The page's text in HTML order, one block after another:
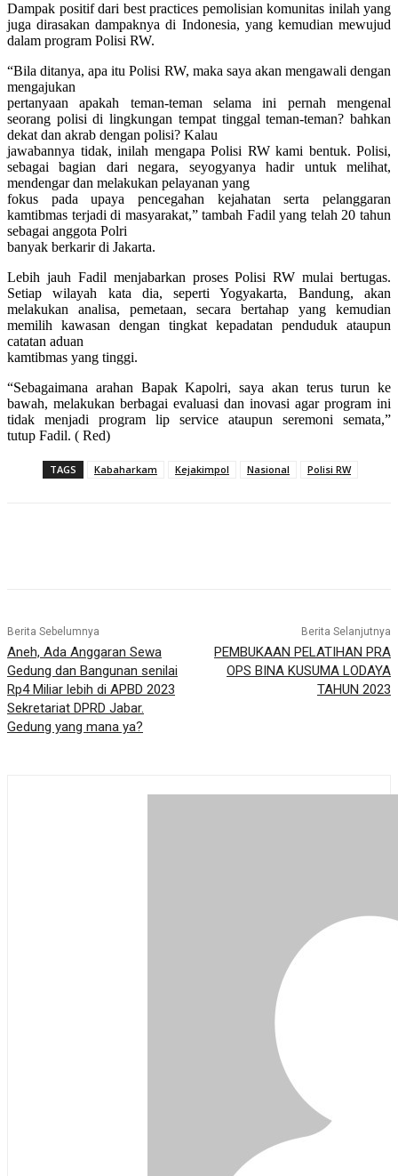
Dampak positif dari best practices pemolisian komunitas inilah yang
juga dirasakan dampaknya di Indonesia, yang kemudian mewujud
dalam program Polisi RW.
“Bila ditanya, apa itu Polisi RW, maka saya akan mengawali dengan
mengajukan
pertanyaan apakah teman-teman selama ini pernah mengenal
seorang polisi di lingkungan tempat tinggal teman-teman? bahkan
dekat dan akrab dengan polisi? Kalau
jawabannya tidak, inilah mengapa Polisi RW kami bentuk. Polisi,
sebagai bagian dari negara, seyogyanya hadir untuk melihat,
mendengar dan melakukan pelayanan yang
fokus pada upaya pencegahan kejahatan serta pelanggaran
kamtibmas terjadi di masyarakat,” tambah Fadil yang telah 20 tahun
sebagai anggota Polri
banyak berkarir di Jakarta.
Lebih jauh Fadil menjabarkan proses Polisi RW mulai bertugas.
Setiap wilayah kata dia, seperti Yogyakarta, Bandung, akan
melakukan analisa, pemetaan, secara bertahap yang kemudian
memilih kawasan dengan tingkat kepadatan penduduk ataupun
catatan aduan
kamtibmas yang tinggi.
“Sebagaimana arahan Bapak Kapolri, saya akan terus turun ke
bawah, melakukan berbagai evaluasi dan inovasi agar program ini
tidak menjadi program lip service ataupun seremoni semata,”
tutup Fadil. ( Red)
TAGS Kabaharkam Kejakimpol Nasional Polisi RW
Berita Sebelumnya
Aneh, Ada Anggaran Sewa
Gedung dan Bangunan senilai
Rp4 Miliar lebih di APBD 2023
Sekretariat DPRD Jabar.
Gedung yang mana ya?
Berita Selanjutnya
PEMBUKAAN PELATIHAN PRA
OPS BINA KUSUMA LODAYA
TAHUN 2023